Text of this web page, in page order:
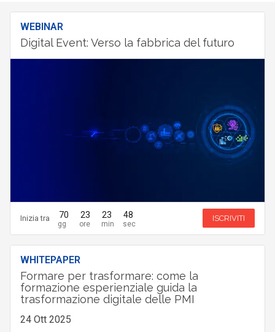
WEBINAR
Digital Event: Verso la fabbrica del futuro
Inizia tra 70 23 23 47 ISCRIVITI
WHITEPAPER
Formare per trasformare: come la
formazione esperienziale guida la
trasformazione digitale delle PMI
24 Ott 2025